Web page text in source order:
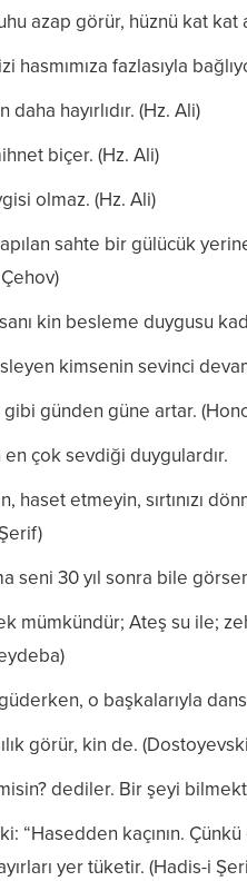
azap görür, hüznü kat kat
hasmımıza fazlasıyla
hayırlıdır. (Hz. Ali)
biçer. (Hz. Ali)
olmaz. (Hz. Ali)
sahte bir gülücük
kin besleme duygusu
kimsenin sevinci
günden güne artar.
çok sevdiği duygulardır.
haset etmeyin, sırtınızı
seni 30 yıl sonra bile
mümkündür; Ateş su ile;
o başkalarıyla
görür, kin de.
dediler. Bir şeyi
“Hasedden kaçının.
yer tüketir. (Hadis-i